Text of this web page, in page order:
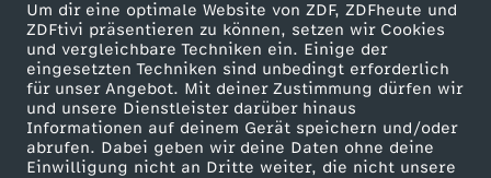
Um dir eine optimale Website von ZDF, ZDFheute und
ZDFtivi präsentieren zu können, setzen wir Cookies
und vergleichbare Techniken ein. Einige der
eingesetzten Techniken sind unbedingt erforderlich
für unser Angebot. Mit deiner Zustimmung dürfen wir
und unsere Dienstleister darüber hinaus
Informationen auf deinem Gerät speichern und/oder
abrufen. Dabei geben wir deine Daten ohne deine
Einwilligung nicht an Dritte weiter, die nicht unsere
i
n
n
Mehr ZDF
ZDF-Apps
Service
ZDFmitreden